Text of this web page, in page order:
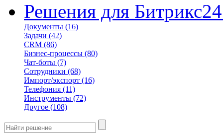
Решения для Битрикс24
Документы (16)
Задачи (42)
CRM (86)
Бизнес-процессы (80)
Чат-боты (7)
Сотрудники (68)
Импорт/экспорт (16)
Телефония (11)
Инструменты (72)
Другое (108)